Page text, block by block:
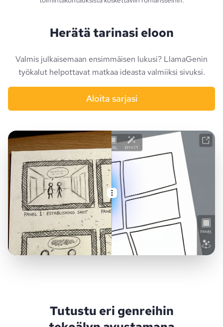
Herätä tarinasi eloon
Valmis julkaisemaan ensimmäisen lukusi? LlamaGenin
työkalut helpottavat matkaa ideasta valmiiksi sivuksi.
Aloita sarjasi
Tutustu eri genreihin